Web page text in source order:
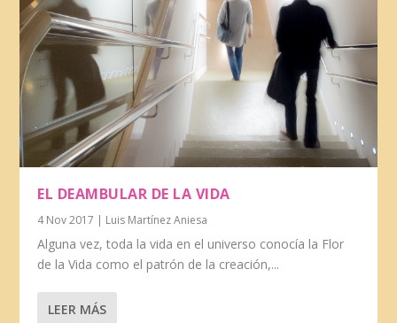
EL DEAMBULAR DE LA VIDA
4 Nov 2017 | Luis Martínez Aniesa
Alguna vez, toda la vida en el universo conocía la Flor
de la Vida como el patrón de la creación,...
LEER MÁS